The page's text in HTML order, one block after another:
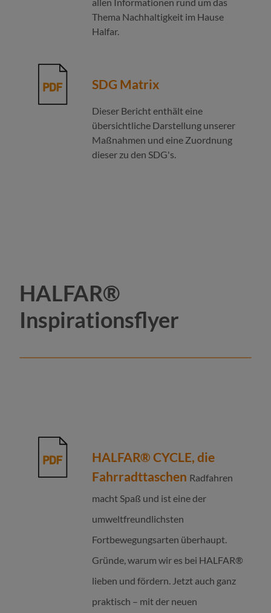
Thema Nachhaltigkeit im Hause
Halfar.
SDG Matrix
Dieser Bericht enthält eine
übersichtliche Darstellung unserer
Maßnahmen und eine Zuordnung
dieser zu den SDG's.
HALFAR®
Inspirationsflyer
HALFAR® CYCLE, die
Fahrradttaschen Radfahren
macht Spaß und ist eine der
umweltfreundlichsten
Fortbewegungsarten überhaupt.
Gründe, warum wir es bei HALFAR®
lieben und fördern. Jetzt auch ganz
praktisch – mit der neuen